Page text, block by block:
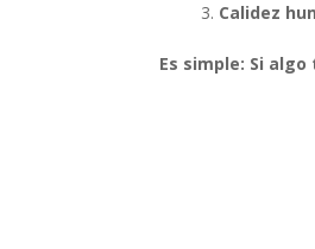
Calidez
Es simple: Si